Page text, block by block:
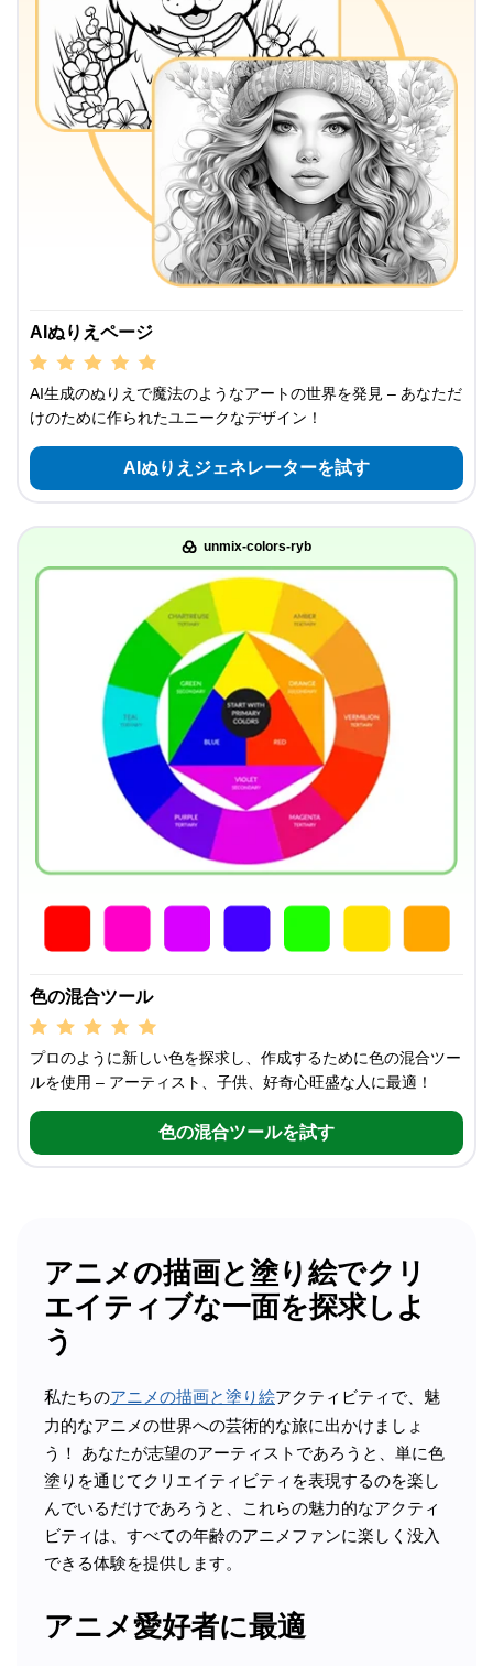
AIぬりえページ
AI生成のぬりえで魔法のようなアートの世界を発見 – あなただ
けのために作られたユニークなデザイン！
AIぬりえジェネレーターを試す
unmix-colors-ryb
色の混合ツール
プロのように新しい色を探求し、作成するために色の混合ツー
ルを使用 – アーティスト、子供、好奇心旺盛な人に最適！
色の混合ツールを試す
アニメの描画と塗り絵でクリ
エイティブな一面を探求しよ
う
私たちのアニメの描画と塗り絵アクティビティで、魅
力的なアニメの世界への芸術的な旅に出かけましょ
う！ あなたが志望のアーティストであろうと、単に色
塗りを通じてクリエイティビティを表現するのを楽し
んでいるだけであろうと、これらの魅力的なアクティ
ビティは、すべての年齢のアニメファンに楽しく没入
できる体験を提供します。
アニメ愛好者に最適